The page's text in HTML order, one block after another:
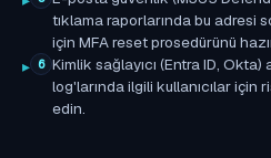
tıklama raporlarında bu adresi
için MFA reset prosedürünü
6 Kimlik sağlayıcı (Entra ID,
log'larında ilgili kullanıcılar için
edin.